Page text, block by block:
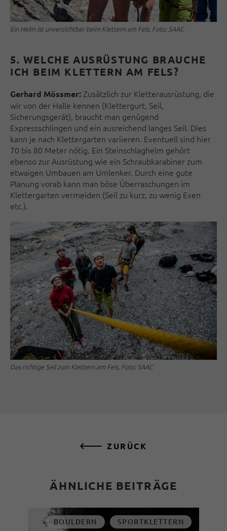
Ein Helm ist unverzichtbar beim Klettern am Fels, Foto: SAAC
5. WELCHE AUSRÜSTUNG BRAUCHE
ICH BEIM KLETTERN AM FELS?
Gerhard Mössmer: Zusätzlich zur Kletterausrüstung, die
wir von der Halle kennen (Klettergurt, Seil,
Sicherungsgerät), braucht man genügend
Expressschlingen und ein ausreichend langes Seil. Dies
kann je nach Klettergarten variieren. Eventuell sind hier
70 bis 80 Meter nötig. Ein Steinschlaghelm gehört
ebenso zur Ausrüstung wie ein Schraubkarabiner zum
etwaigen Umbauen am Umlenker. Durch eine gute
Planung vorab kann man böse Überraschungen im
Klettergarten vermeiden (Seil zu kurz, zu wenig Exen
etc.).
Das richtige Seil zum Klettern am Fels, Foto: SAAC
ZURÜCK
ÄHNLICHE BEITRÄGE
BOULDERN SPORTKLETTERN